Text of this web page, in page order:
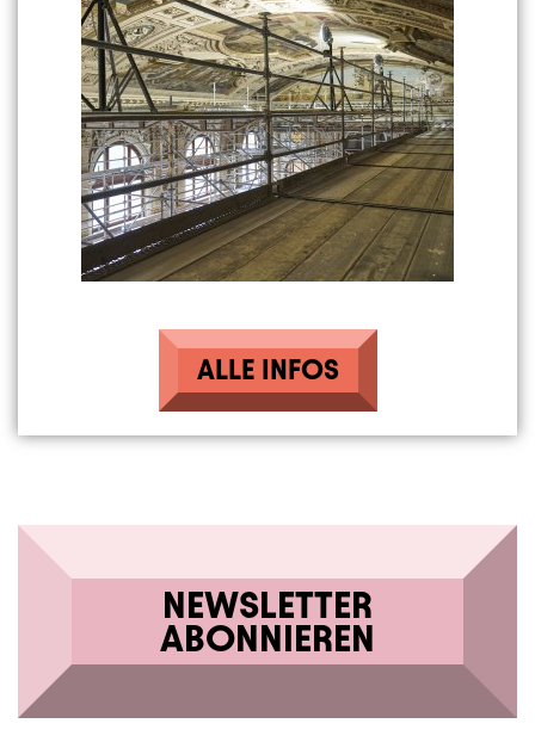
ALLE INFOS
NEWSLETTER
ABONNIEREN